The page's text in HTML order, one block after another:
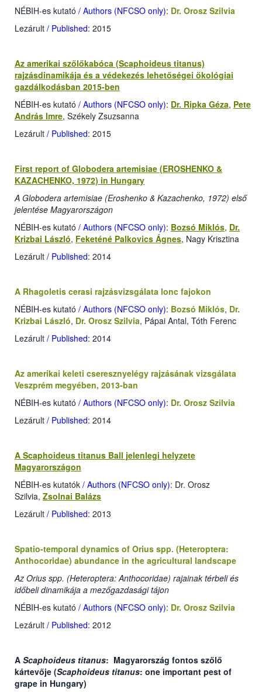
NÉBIH-es kutató / Authors (NFCSO only): Dr. Orosz Szilvia
Lezárult / Published: 2015
Az amerikai szőlőkabóca (Scaphoideus titanus)
rajzásdinamikája és a védekezés lehetőségei ökológiai
gazdálkodásban 2015-ben
NÉBIH-es kutató / Authors (NFCSO only): Dr. Ripka Géza, Pete
András Imre, Székely Zsuzsanna
Lezárult / Published: 2015
First report of Globodera artemisiae (EROSHENKO &
KAZACHENKO, 1972) in Hungary
A Globodera artemisiae (Eroshenko & Kazachenko, 1972) első
jelentése Magyarországon
NÉBIH-es kutató / Authors (NFCSO only): Bozsó Miklós, Dr.
Krizbai László, Feketéné Palkovics Ágnes, Nagy Krisztina
Lezárult / Published: 2014
A Rhagoletis cerasi rajzásvizsgálata lonc fajokon
NÉBIH-es kutató / Authors (NFCSO only): Bozsó Miklós, Dr.
Krizbai László, Dr. Orosz Szilvia, Pápai Antal, Tóth Ferenc
Lezárult / Published: 2014
Az amerikai keleti cseresznyelégy rajzásának vizsgálata
Veszprém megyében, 2013-ban
NÉBIH-es kutató / Authors (NFCSO only): Dr. Orosz Szilvia
Lezárult / Published: 2014
A Scaphoideus titanus Ball jelenlegi helyzete
Magyarországon
NÉBIH-es kutatók / Authors (NFCSO only): Dr. Orosz
Szilvia, Zsolnai Balázs
Lezárult / Published: 2013
Spatio-temporal dynamics of Orius spp. (Heteroptera:
Anthocoridae) abundance in the agricultural landscape
Az Orius spp. (Heteroptera: Anthocoridae) rajainak térbeli és
időbeli dinamikája a mezőgazdasági tájon
NÉBIH-es kutató / Authors (NFCSO only): Dr. Orosz Szilvia
Lezárult / Published: 2012
A Scaphoideus titanus: Magyarország fontos szőlő
kártevője (Scaphoideus titanus: one important pest of
grape in Hungary)